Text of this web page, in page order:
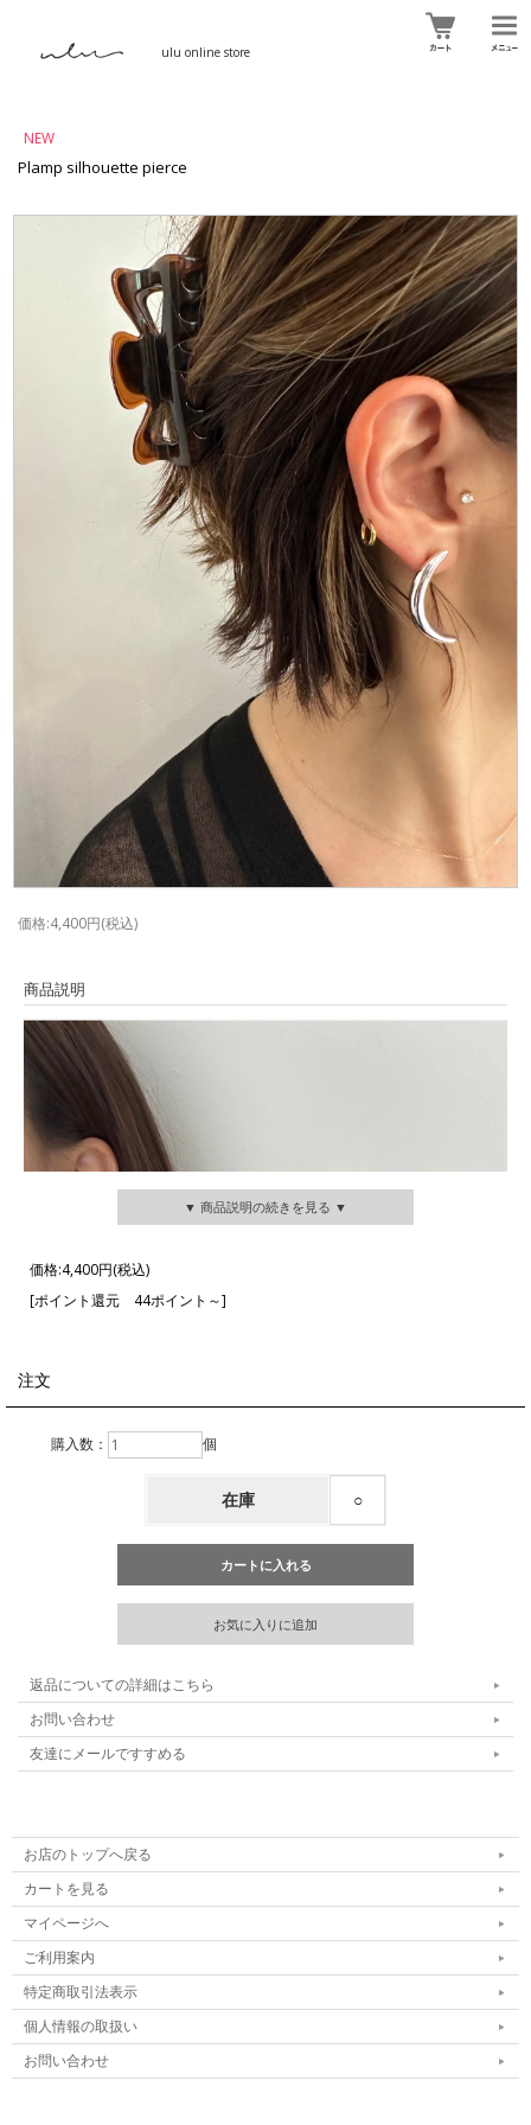
ulu online store
NEW
Plamp silhouette pierce
価格:4,400円(税込)
商品説明
▼ 商品説明の続きを見る ▼
価格:4,400円(税込)
[ポイント還元 44ポイント～]
注文
購入数： 個
在庫 ○
返品についての詳細はこちら
お問い合わせ
友達にメールですすめる
お店のトップへ戻る
カートを見る
マイページへ
ご利用案内
特定商取引法表示
個人情報の取扱い
お問い合わせ